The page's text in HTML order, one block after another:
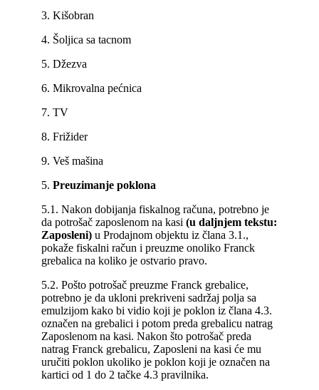
3. Kišobran
4. Šoljica sa tacnom
5. Džezva
6. Mikrovalna pećnica
7. TV
8. Frižider
9. Veš mašina
5. Preuzimanje poklona
5.1. Nakon dobijanja fiskalnog računa, potrebno je
da potrošač zaposlenom na kasi (u daljnjem tekstu:
Zaposleni) u Prodajnom objektu iz člana 3.1.,
pokaže fiskalni račun i preuzme onoliko Franck
grebalica na koliko je ostvario pravo.
5.2. Pošto potrošač preuzme Franck grebalice,
potrebno je da ukloni prekriveni sadržaj polja sa
emulzijom kako bi vidio koji je poklon iz člana 4.3.
označen na grebalici i potom preda grebalicu natrag
Zaposlenom na kasi. Nakon što potrošač preda
natrag Franck grebalicu, Zaposleni na kasi će mu
uručiti poklon ukoliko je poklon koji je označen na
kartici od 1 do 2 tačke 4.3 pravilnika.